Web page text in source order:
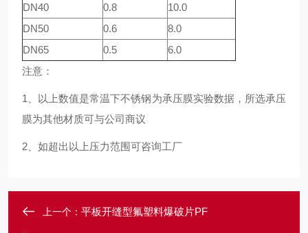
DN40
0.8
10.0
DN50
0.6
8.0
DN65
0.5
6.0
注意：
1、以上数值是常温下不锈钢为承压膜实验数据，所选承压
膜为其他材质可与公司商议
2、如超出以上压力范围可咨询工厂
上一个： 平板开缝型氟塑料爆破片PF